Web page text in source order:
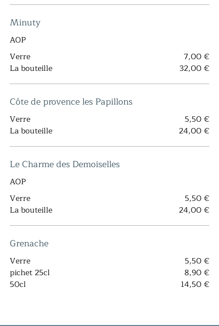
Minuty
AOP
Verre
7,00 €
La bouteille
32,00 €
Côte de provence les Papillons
Verre
5,50 €
La bouteille
24,00 €
Le Charme des Demoiselles
AOP
Verre
5,50 €
La bouteille
24,00 €
Grenache
Verre
5,50 €
pichet 25cl
8,90 €
50cl
14,50 €